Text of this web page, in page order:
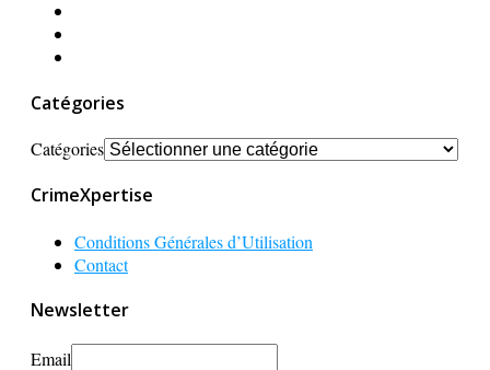
Catégories
Catégories
CrimeXpertise
Conditions Générales d’Utilisation
Contact
Newsletter
Email